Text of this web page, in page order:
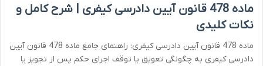
ماده 478 قانون آیین دادرسی کیفری | شرح کامل و
نکات کلیدی
ماده 478 قانون آیین دادرسی کیفری: راهنمای جامع ماده 478 قانون آیین
دادرسی کیفری به چگونگی تعویق یا توقف اجرای حکم پس از تجویز یا